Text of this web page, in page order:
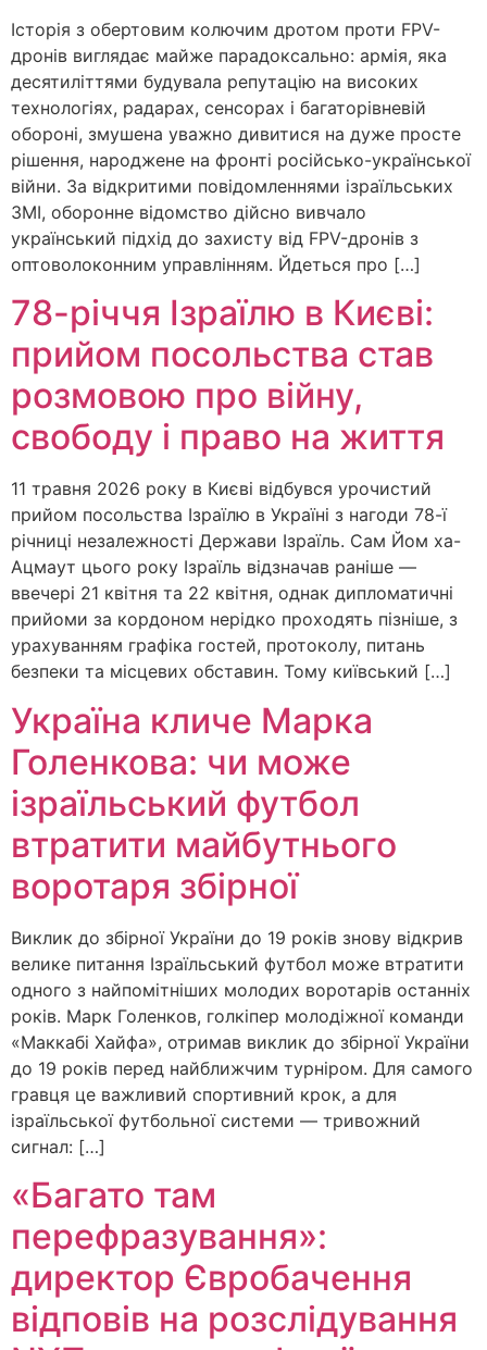
Історія з обертовим колючим дротом проти FPV-
дронів виглядає майже парадоксально: армія, яка
десятиліттями будувала репутацію на високих
технологіях, радарах, сенсорах і багаторівневій
обороні, змушена уважно дивитися на дуже просте
рішення, народжене на фронті російсько-української
війни. За відкритими повідомленнями ізраїльських
ЗМІ, оборонне відомство дійсно вивчало
український підхід до захисту від FPV-дронів з
оптоволоконним управлінням. Йдеться про […]
78-річчя Ізраїлю в Києві:
прийом посольства став
розмовою про війну,
свободу і право на життя
11 травня 2026 року в Києві відбувся урочистий
прийом посольства Ізраїлю в Україні з нагоди 78-ї
річниці незалежності Держави Ізраїль. Сам Йом ха-
Ацмаут цього року Ізраїль відзначав раніше —
ввечері 21 квітня та 22 квітня, однак дипломатичні
прийоми за кордоном нерідко проходять пізніше, з
урахуванням графіка гостей, протоколу, питань
безпеки та місцевих обставин. Тому київський […]
Україна кличе Марка
Голенкова: чи може
ізраїльський футбол
втратити майбутнього
воротаря збірної
Виклик до збірної України до 19 років знову відкрив
велике питання Ізраїльський футбол може втратити
одного з найпомітніших молодих воротарів останніх
років. Марк Голенков, голкіпер молодіжної команди
«Маккабі Хайфа», отримав виклик до збірної України
до 19 років перед найближчим турніром. Для самого
гравця це важливий спортивний крок, а для
ізраїльської футбольної системи — тривожний
сигнал: […]
«Багато там
перефразування»:
директор Євробачення
відповів на розслідування